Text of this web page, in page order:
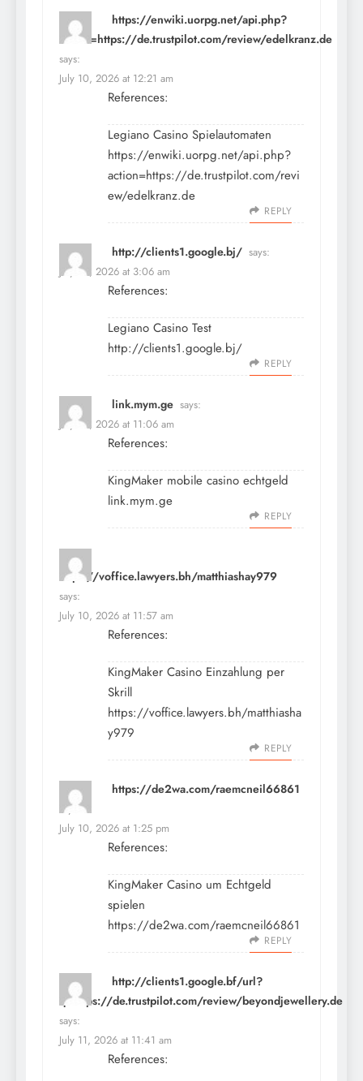
https://enwiki.uorpg.net/api.php?
action=https://de.trustpilot.com/review/edelkranz.de
says:
July 10, 2026 at 12:21 am
References:
Legiano Casino Spielautomaten
https://enwiki.uorpg.net/api.php?
action=https://de.trustpilot.com/revi
ew/edelkranz.de
REPLY
http://clients1.google.bj/ says:
July 10, 2026 at 3:06 am
References:
Legiano Casino Test
http://clients1.google.bj/
REPLY
link.mym.ge says:
July 10, 2026 at 11:06 am
References:
KingMaker mobile casino echtgeld
link.mym.ge
REPLY
https://voffice.lawyers.bh/matthiashay979
says:
July 10, 2026 at 11:57 am
References:
KingMaker Casino Einzahlung per
Skrill
https://voffice.lawyers.bh/matthiasha
y979
REPLY
https://de2wa.com/raemcneil66861
says:
July 10, 2026 at 1:25 pm
References:
KingMaker Casino um Echtgeld
spielen
https://de2wa.com/raemcneil66861
REPLY
http://clients1.google.bf/url?
q=https://de.trustpilot.com/review/beyondjewellery.de
says:
July 11, 2026 at 11:41 am
References: